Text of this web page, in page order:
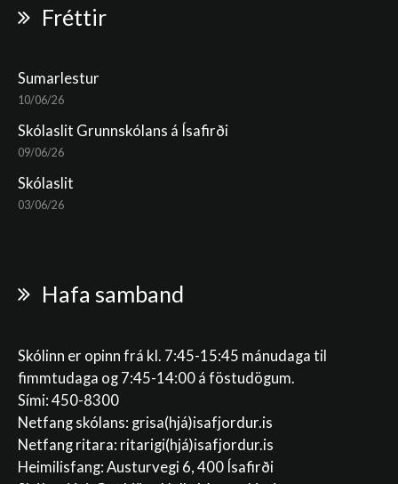
Fréttir
Sumarlestur
10/06/26
Skólaslit Grunnskólans á Ísafirði
09/06/26
Skólaslit
03/06/26
Hafa samband
Skólinn er opinn frá kl. 7:45-15:45 mánudaga til
fimmtudaga og 7:45-14:00 á föstudögum.
Sími: 450-8300
Netfang skólans: grisa(hjá)isafjordur.is
Netfang ritara: ritarigi(hjá)isafjordur.is
Heimilisfang: Austurvegi 6, 400 Ísafirði